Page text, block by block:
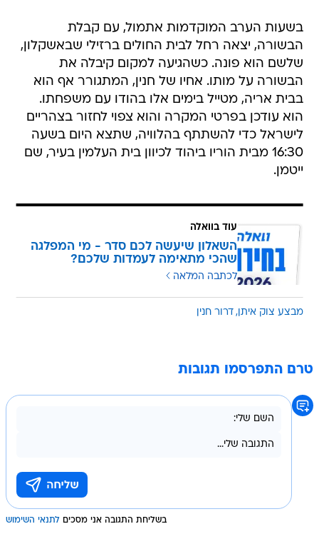
בשעות הערב המוקדמות אתמול, עם קבלת
הבשורה, יצאה רחל לבית החולים ברזילי שבאשקלון,
שלשם הוא פונה. כשהגיעה למקום קיבלה את
הבשורה על מותו. אחיו של חנין, המתגורר אף הוא
בבית אריה, מטייל בימים אלו בהודו עם משפחתו.
הוא עודכן בפרטי המקרה והוא צפוי לחזור בצהריים
לישראל כדי להשתתף בהלוויה, שתצא היום בשעה
16:30 מבית הוריו ביהוד לכיוון בית העלמין בעיר, שם
ייטמן.
עוד בוואלה
השאלון שיעשה לכם סדר - מי המפלגה
שהכי מתאימה לעמדות שלכם?
לכתבה המלאה
מבצע צוק איתן דרור חנין
טרם התפרסמו תגובות
בשליחת התגובה אני מסכים לתנאי השימוש